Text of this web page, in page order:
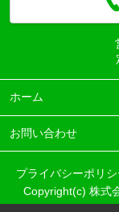
ホーム
お問い合わせ
プライバシーポリシ
Copyright(c) 株式